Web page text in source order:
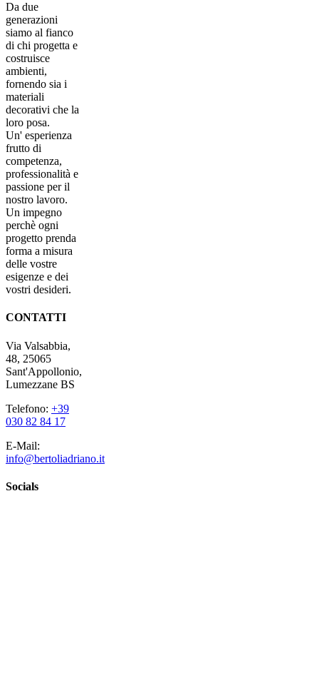
Da due
generazioni
siamo al fianco
di chi progetta e
costruisce
ambienti,
fornendo sia i
materiali
decorativi che la
loro posa.
Un' esperienza
frutto di
competenza,
professionalità e
passione per il
nostro lavoro.
Un impegno
perchè ogni
progetto prenda
forma a misura
delle vostre
esigenze e dei
vostri desideri.
CONTATTI
Via Valsabbia,
48, 25065
Sant'Appollonio,
Lumezzane BS
Telefono: +39
030 82 84 17
E-Mail:
info@bertoliadriano.it
Socials